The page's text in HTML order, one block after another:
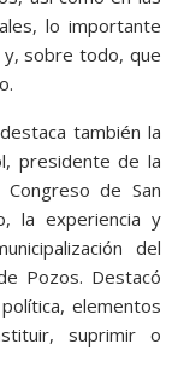
lo importante
y, sobre todo, que
también la
presidente de la
de San
la experiencia y
del
Pozos. Destacó
elementos
suprimir o